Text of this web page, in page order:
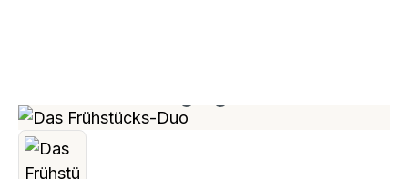
Bildergalerie überspringen